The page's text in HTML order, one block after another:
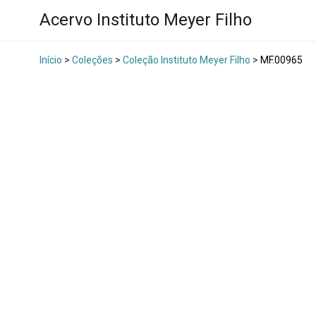
Acervo Instituto Meyer Filho
Início > Coleções > Coleção Instituto Meyer Filho > MF.00965